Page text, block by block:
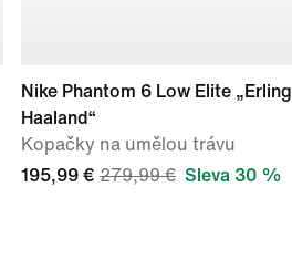
Nike Phantom 6 Low Elite „Erling
Haaland“
Kopačky na umělou trávu
195,99 € 279,99 € Sleva 30 %